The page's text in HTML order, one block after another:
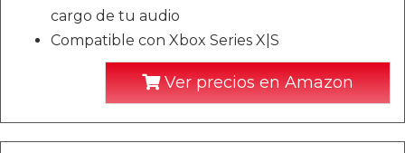
cargo de tu audio
Compatible con Xbox Series X|S
Ver precios en Amazon